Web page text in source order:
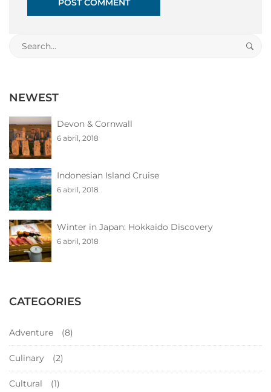
Search
NEWEST
Devon & Cornwall
6 abril, 2018
Indonesian Island Cruise
6 abril, 2018
Winter in Japan: Hokkaido Discovery
6 abril, 2018
CATEGORIES
Adventure (8)
Culinary (2)
Cultural (1)